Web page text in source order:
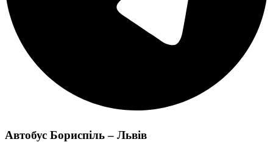
Автобус Бориспіль – Львів